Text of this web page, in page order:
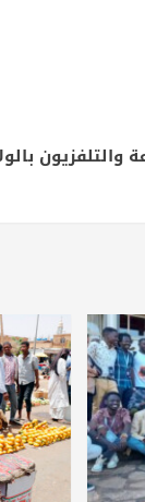
والتلفزيون